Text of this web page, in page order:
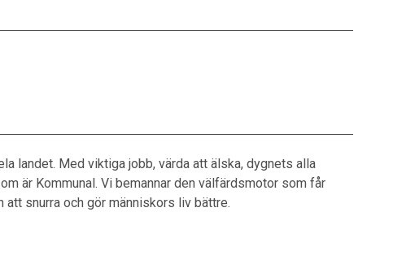
landet. Med viktiga jobb, värda att älska, dygnets alla
är Kommunal. Vi bemannar den välfärdsmotor som får
snurra och gör människors liv bättre.